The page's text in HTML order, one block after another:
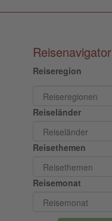
Reisenavigator
Reiseregion
Reiseländer
Reisethemen
Reisemonat